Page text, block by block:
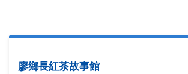
廖鄉長紅茶故事館